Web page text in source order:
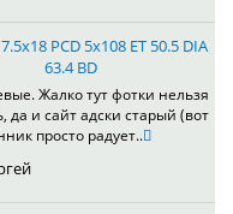
7.5x18 PCD 5x108 ET 50.5 DIA
63.4 BD
Жалко тут фотки нельзя
да и сайт адски старый (вот
просто радует..